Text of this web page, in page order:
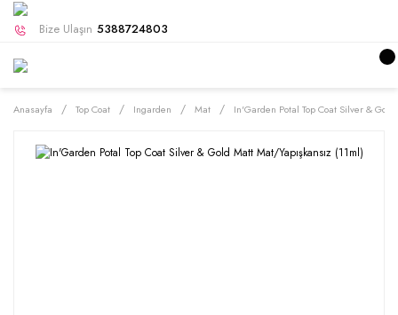
Bize Ulaşın 5388724803
Anasayfa Top Coat Ingarden Mat In'Garden Potal Top Coat Silver & Gold